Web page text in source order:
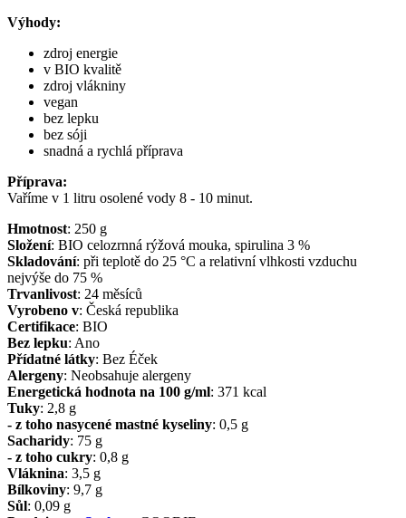
Výhody:
zdroj energie
v BIO kvalitě
zdroj vlákniny
vegan
bez lepku
bez sóji
snadná a rychlá příprava
Příprava:
Vaříme v 1 litru osolené vody 8 - 10 minut.
Hmotnost: 250 g
Složení: BIO celozrnná rýžová mouka, spirulina 3 %
Skladování: při teplotě do 25 °C a relativní vlhkosti vzduchu
nejvýše do 75 %
Trvanlivost: 24 měsíců
Vyrobeno v: Česká republika
Certifikace: BIO
Bez lepku: Ano
Přídatné látky: Bez Éček
Alergeny: Neobsahuje alergeny
Energetická hodnota na 100 g/ml: 371 kcal
Tuky: 2,8 g
- z toho nasycené mastné kyseliny: 0,5 g
Sacharidy: 75 g
- z toho cukry: 0,8 g
Vláknina: 3,5 g
Bílkoviny: 9,7 g
Sůl: 0,09 g